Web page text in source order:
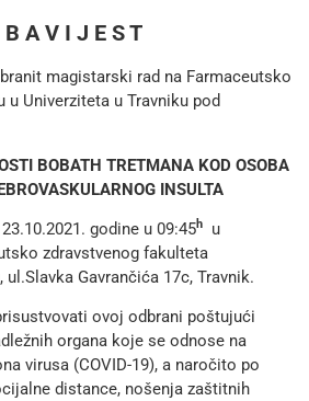
B A V I J E S T
magistarski rad na Farmaceutsko
Univerziteta u Travniku pod
BOBATH TRETMANA KOD OSOBA
INSULTA
godine u 09:45h
u
zdravstvenog fakulteta
ul.Slavka Gavrančića 17c, Travnik.
ovoj odbrani poštujući
organa koje se odnose na
virusa (COVID-19), a naročito po
distance, nošenja zaštitnih